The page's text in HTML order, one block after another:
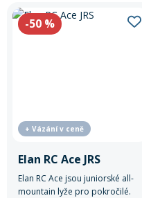
-50 %
+ Vázání v ceně
Elan RC Ace JRS
Elan RC Ace jsou juniorské all-
mountain lyže pro pokročilé.